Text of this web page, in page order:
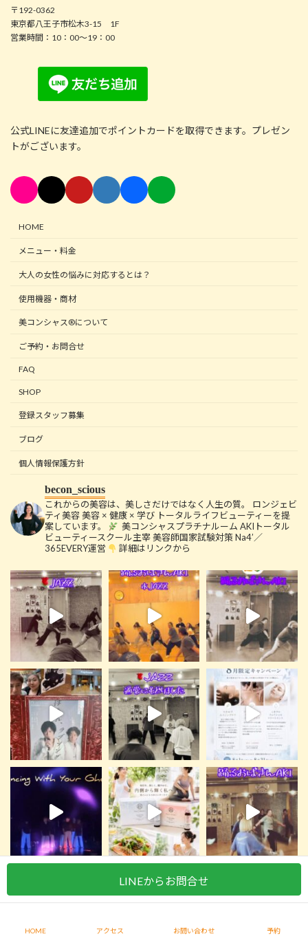
〒192-0362
東京都八王子市松木3-15 1F
営業時間：10：00～19：00
公式LINEに友達追加でポイントカードを取得できます。プレゼン
トがございます。
HOME
メニュー・料金
大人の女性の悩みに対応するとは？
使用機器・商材
美コンシャス®について
ご予約・お問合せ
FAQ
SHOP
登録スタッフ募集
ブログ
個人情報保護方針
becon_scious
これからの美容は、美しさだけではなく人生の質。
ロンジェビ
ティ美容美容 × 健康 × 学び トータルライフビューティーを提
案しています。
美コンシャスプラチナルーム AKIトータル
ビューティースクール主宰美容師国家試験対策 Na4’／
365EVERY運営
詳細はリンクから
さらに読み込む Instagram でフォロー
LINEからお問合せ
HOME アクセス お問い合わせ 予約